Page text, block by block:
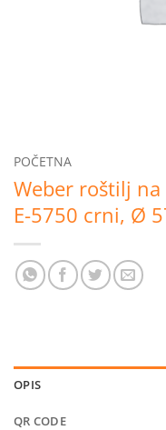
POČETNA
Weber roštilj na
E-5750 crni, Ø
OPIS
QR CODE